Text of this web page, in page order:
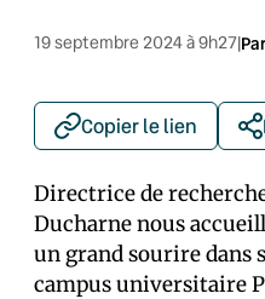
19 septembre 2024 à 9h27|Par
Copier le lien
Directrice de
Ducharne nous
un grand sourire dans
campus universitaire